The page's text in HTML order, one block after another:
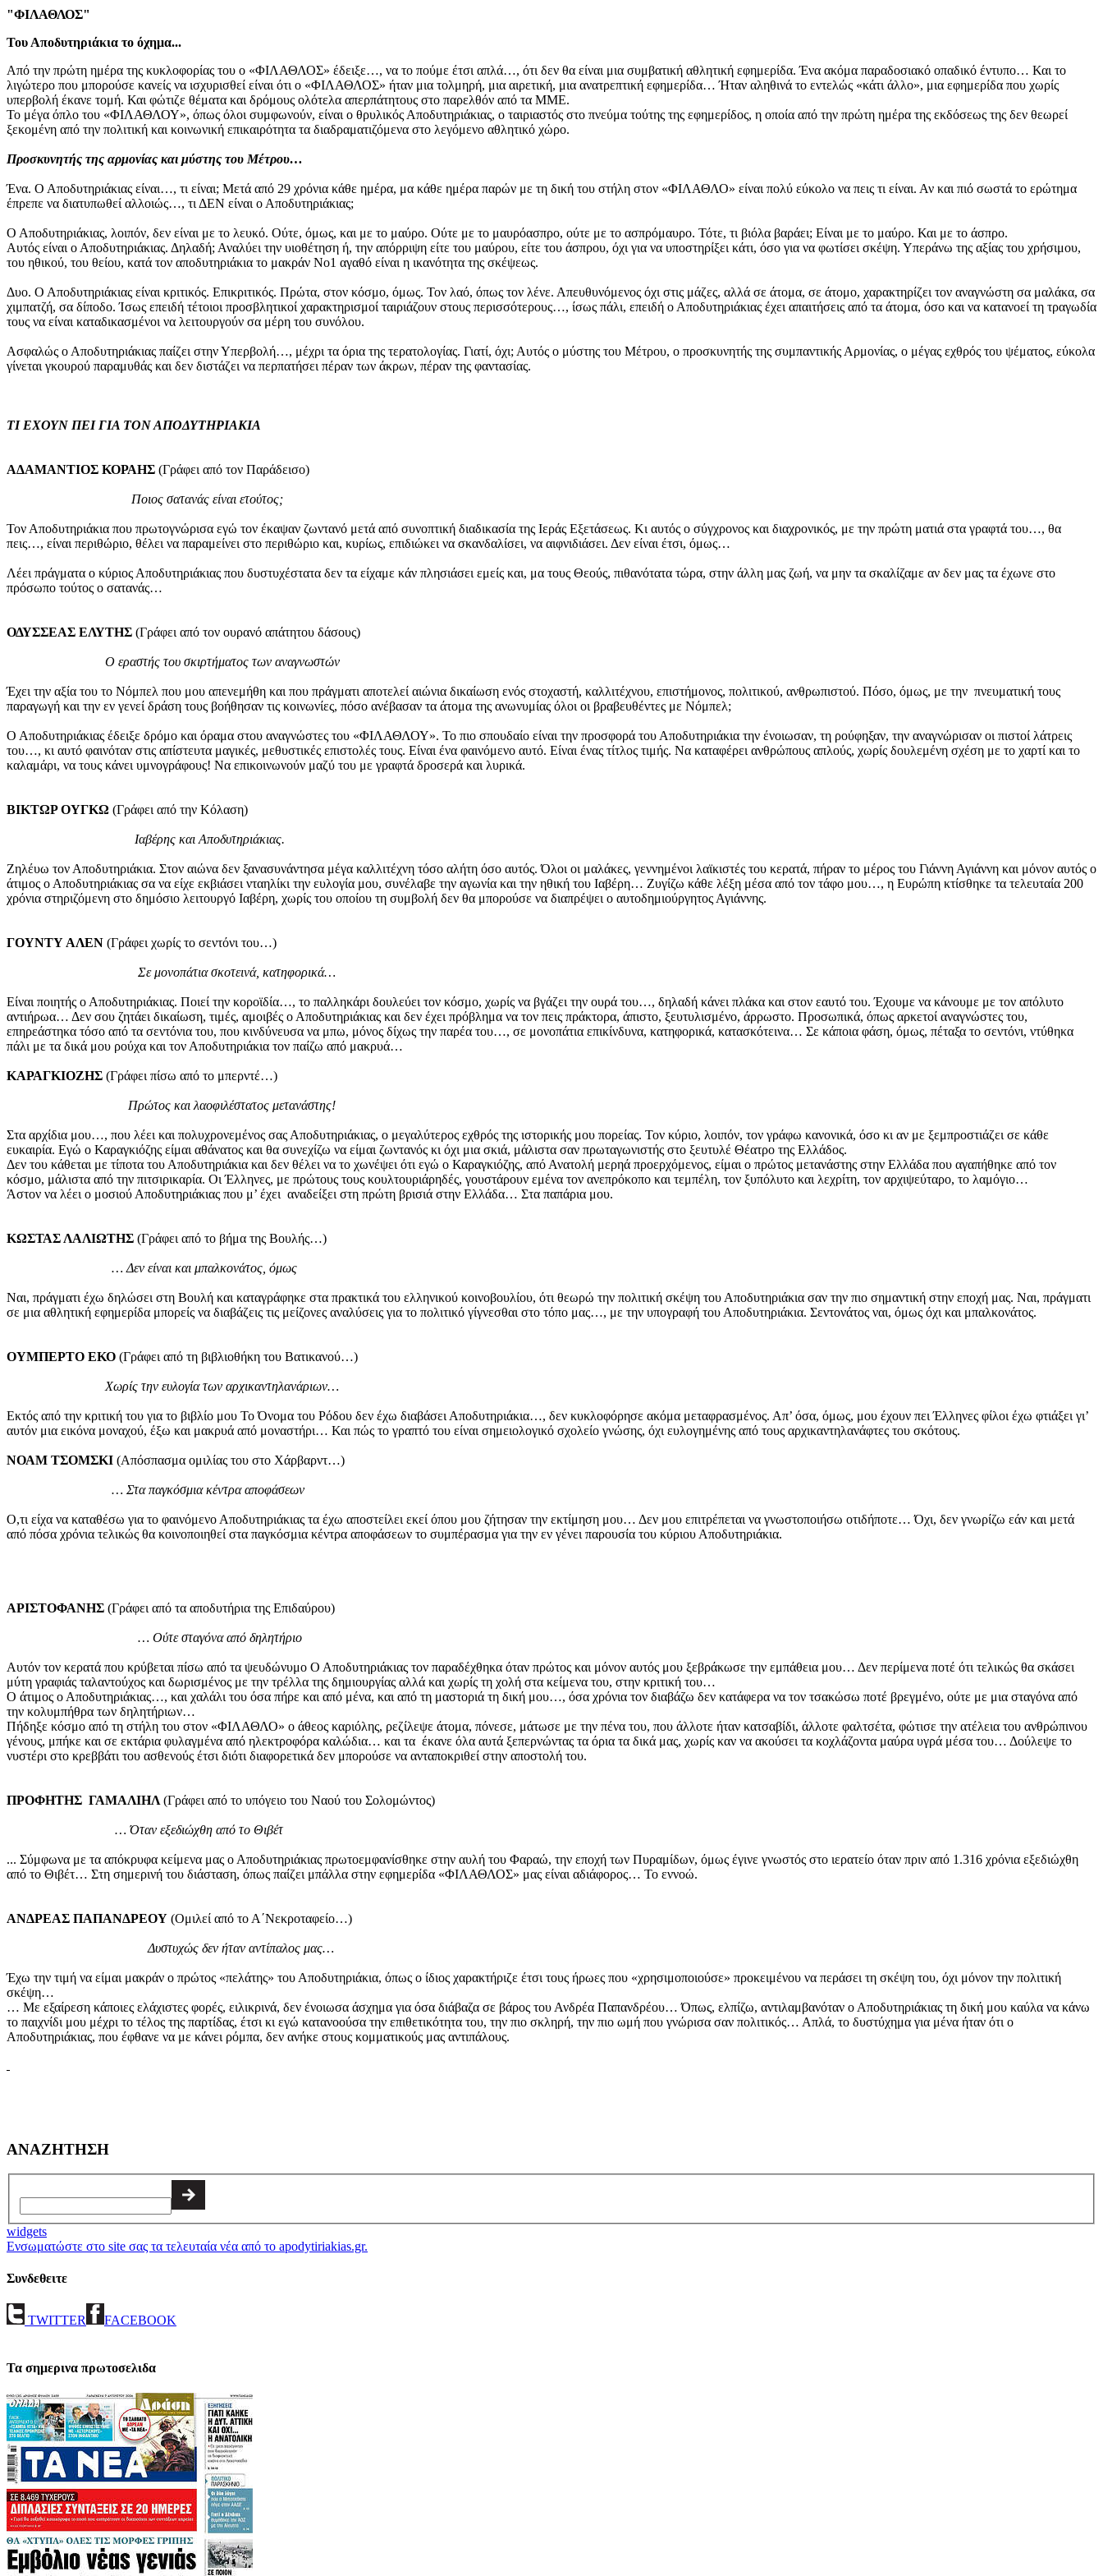
"ΦΙΛΑΘΛΟΣ"
Του Αποδυτηριάκια το όχημα...
Από την πρώτη ημέρα της κυκλοφορίας του ο «ΦΙΛΑΘΛΟΣ» έδειξε…, να το πούμε έτσι απλά…, ότι δεν θα είναι μια συμβατική αθλητική εφημερίδα. Ένα ακόμα παραδοσιακό οπαδικό έντυπο… Και το
λιγώτερο που μπορούσε κανείς να ισχυρισθεί είναι ότι ο «ΦΙΛΑΘΛΟΣ» ήταν μια τολμηρή, μια αιρετική, μια ανατρεπτική εφημερίδα… Ήταν αληθινά το εντελώς «κάτι άλλο», μια εφημερίδα που χωρίς
υπερβολή έκανε τομή. Και φώτιζε θέματα και δρόμους ολότελα απερπάτητους στο παρελθόν από τα ΜΜΕ.
Το μέγα όπλο του «ΦΙΛΑΘΛΟΥ», όπως όλοι συμφωνούν, είναι ο θρυλικός Αποδυτηριάκιας, ο ταιριαστός στο πνεύμα τούτης της εφημερίδος, η οποία από την πρώτη ημέρα της εκδόσεως της δεν θεωρεί
ξεκομένη από την πολιτική και κοινωνική επικαιρότητα τα διαδραματιζόμενα στο λεγόμενο αθλητικό χώρο.
Προσκυνητής της αρμονίας και μύστης του Μέτρου…
Ένα. Ο Αποδυτηριάκιας είναι…, τι είναι; Μετά από 29 χρόνια κάθε ημέρα, μα κάθε ημέρα παρών με τη δική του στήλη στον «ΦΙΛΑΘΛΟ» είναι πολύ εύκολο να πεις τι είναι. Αν και πιό σωστά το ερώτημα
έπρεπε να διατυπωθεί αλλοιώς…, τι ΔΕΝ είναι ο Αποδυτηριάκιας;
Ο Αποδυτηριάκιας, λοιπόν, δεν είναι με το λευκό. Ούτε, όμως, και με το μαύρο. Ούτε με το μαυρόασπρο, ούτε με το ασπρόμαυρο. Τότε, τι βιόλα βαράει; Είναι με το μαύρο. Και με το άσπρο.
Αυτός είναι ο Αποδυτηριάκιας. Δηλαδή; Αναλύει την υιοθέτηση ή, την απόρριψη είτε του μαύρου, είτε του άσπρου, όχι για να υποστηρίξει κάτι, όσο για να φωτίσει σκέψη. Υπεράνω της αξίας του χρήσιμου,
του ηθικού, του θείου, κατά τον αποδυτηριάκια το μακράν Νο1 αγαθό είναι η ικανότητα της σκέψεως.
Δυο. Ο Αποδυτηριάκιας είναι κριτικός. Επικριτικός. Πρώτα, στον κόσμο, όμως. Τον λαό, όπως τον λένε. Απευθυνόμενος όχι στις μάζες, αλλά σε άτομα, σε άτομο, χαρακτηρίζει τον αναγνώστη σα μαλάκα, σα
χιμπατζή, σα δίποδο. Ίσως επειδή τέτοιοι προσβλητικοί χαρακτηρισμοί ταιριάζουν στους περισσότερους…, ίσως πάλι, επειδή ο Αποδυτηριάκιας έχει απαιτήσεις από τα άτομα, όσο και να κατανοεί τη τραγωδία
τους να είναι καταδικασμένοι να λειτουργούν σα μέρη του συνόλου.
Ασφαλώς ο Αποδυτηριάκιας παίζει στην Υπερβολή…, μέχρι τα όρια της τερατολογίας. Γιατί, όχι; Αυτός ο μύστης του Μέτρου, ο προσκυνητής της συμπαντικής Αρμονίας, ο μέγας εχθρός του ψέματος, εύκολα
γίνεται γκουρού παραμυθάς και δεν διστάζει να περπατήσει πέραν των άκρων, πέραν της φαντασίας.
ΤΙ ΕΧΟΥΝ ΠΕΙ ΓΙΑ ΤΟΝ ΑΠΟΔΥΤΗΡΙΑΚΙΑ
ΑΔΑΜΑΝΤΙΟΣ ΚΟΡΑΗΣ (Γράφει από τον Παράδεισο)
Ποιος σατανάς είναι ετούτος;
Τον Αποδυτηριάκια που πρωτογνώρισα εγώ τον έκαψαν ζωντανό μετά από συνοπτική διαδικασία της Ιεράς Εξετάσεως. Κι αυτός ο σύγχρονος και διαχρονικός, με την πρώτη ματιά στα γραφτά του…, θα
πεις…, είναι περιθώριο, θέλει να παραμείνει στο περιθώριο και, κυρίως, επιδιώκει να σκανδαλίσει, να αιφνιδιάσει. Δεν είναι έτσι, όμως…
Λέει πράγματα ο κύριος Αποδυτηριάκιας που δυστυχέστατα δεν τα είχαμε κάν πλησιάσει εμείς και, μα τους Θεούς, πιθανότατα τώρα, στην άλλη μας ζωή, να μην τα σκαλίζαμε αν δεν μας τα έχωνε στο
πρόσωπο τούτος ο σατανάς…
ΟΔΥΣΣΕΑΣ ΕΛΥΤΗΣ (Γράφει από τον ουρανό απάτητου δάσους)
Ο εραστής του σκιρτήματος των αναγνωστών
Έχει την αξία του το Νόμπελ που μου απενεμήθη και που πράγματι αποτελεί αιώνια δικαίωση ενός στοχαστή, καλλιτέχνου, επιστήμονος, πολιτικού, ανθρωπιστού. Πόσο, όμως, με την πνευματική τους
παραγωγή και την εν γενεί δράση τους βοήθησαν τις κοινωνίες, πόσο ανέβασαν τα άτομα της ανωνυμίας όλοι οι βραβευθέντες με Νόμπελ;
Ο Αποδυτηριάκιας έδειξε δρόμο και όραμα στου αναγνώστες του «ΦΙΛΑΘΛΟΥ». Το πιο σπουδαίο είναι την προσφορά του Αποδυτηριάκια την ένοιωσαν, τη ρούφηξαν, την αναγνώρισαν οι πιστοί λάτρεις
του…, κι αυτό φαινόταν στις απίστευτα μαγικές, μεθυστικές επιστολές τους. Είναι ένα φαινόμενο αυτό. Είναι ένας τίτλος τιμής. Να καταφέρει ανθρώπους απλούς, χωρίς δουλεμένη σχέση με το χαρτί και το
καλαμάρι, να τους κάνει υμνογράφους! Να επικοινωνούν μαζύ του με γραφτά δροσερά και λυρικά.
ΒΙΚΤΩΡ ΟΥΓΚΩ (Γράφει από την Κόλαση)
Ιαβέρης και Αποδυτηριάκιας.
Ζηλέυω τον Αποδυτηριάκια. Στον αιώνα δεν ξανασυνάντησα μέγα καλλιτέχνη τόσο αλήτη όσο αυτός. Όλοι οι μαλάκες, γεννημένοι λαϊκιστές του κερατά, πήραν το μέρος του Γιάννη Αγιάννη και μόνον αυτός ο
άτιμος ο Αποδυτηριάκιας σα να είχε εκβιάσει νταηλίκι την ευλογία μου, συνέλαβε την αγωνία και την ηθική του Ιαβέρη… Ζυγίζω κάθε λέξη μέσα από τον τάφο μου…, η Ευρώπη κτίσθηκε τα τελευταία 200
χρόνια στηριζόμενη στο δημόσιο λειτουργό Ιαβέρη, χωρίς του οποίου τη συμβολή δεν θα μπορούσε να διαπρέψει ο αυτοδημιούργητος Αγιάννης.
ΓΟΥΝΤΥ ΑΛΕΝ (Γράφει χωρίς το σεντόνι του…)
Σε μονοπάτια σκοτεινά, κατηφορικά…
Είναι ποιητής ο Αποδυτηριάκιας. Ποιεί την κοροϊδία…, το παλληκάρι δουλεύει τον κόσμο, χωρίς να βγάζει την ουρά του…, δηλαδή κάνει πλάκα και στον εαυτό του. Έχουμε να κάνουμε με τον απόλυτο
αντιήρωα… Δεν σου ζητάει δικαίωση, τιμές, αμοιβές ο Αποδυτηριάκιας και δεν έχει πρόβλημα να τον πεις πράκτορα, άπιστο, ξευτυλισμένο, άρρωστο. Προσωπικά, όπως αρκετοί αναγνώστες του,
επηρεάστηκα τόσο από τα σεντόνια του, που κινδύνευσα να μπω, μόνος δίχως την παρέα του…, σε μονοπάτια επικίνδυνα, κατηφορικά, κατασκότεινα… Σε κάποια φάση, όμως, πέταξα το σεντόνι, ντύθηκα
πάλι με τα δικά μου ρούχα και τον Αποδυτηριάκια τον παίζω από μακρυά…
ΚΑΡΑΓΚΙΟΖΗΣ (Γράφει πίσω από το μπερντέ…)
Πρώτος και λαοφιλέστατος μετανάστης!
Στα αρχίδια μου…, που λέει και πολυχρονεμένος σας Αποδυτηριάκιας, ο μεγαλύτερος εχθρός της ιστορικής μου πορείας. Τον κύριο, λοιπόν, τον γράφω κανονικά, όσο κι αν με ξεμπροστιάζει σε κάθε
ευκαιρία. Εγώ ο Καραγκιόζης είμαι αθάνατος και θα συνεχίζω να είμαι ζωντανός κι όχι μια σκιά, μάλιστα σαν πρωταγωνιστής στο ξευτυλέ Θέατρο της Ελλάδος.
Δεν του κάθεται με τίποτα του Αποδυτηριάκια και δεν θέλει να το χωνέψει ότι εγώ ο Καραγκιόζης, από Ανατολή μερηά προερχόμενος, είμαι ο πρώτος μετανάστης στην Ελλάδα που αγαπήθηκε από τον
κόσμο, μάλιστα από την πιτσιρικαρία. Οι Έλληνες, με πρώτους τους κουλτουριάρηδές, γουστάρουν εμένα τον ανεπρόκοπο και τεμπέλη, τον ξυπόλυτο και λεχρίτη, τον αρχιψεύταρο, το λαμόγιο…
Άστον να λέει ο μοσιού Αποδυτηριάκιας που μ’ έχει αναδείξει στη πρώτη βρισιά στην Ελλάδα… Στα παπάρια μου.
ΚΩΣΤΑΣ ΛΑΛΙΩΤΗΣ (Γράφει από το βήμα της Βουλής…)
… Δεν είναι και μπαλκονάτος, όμως
Ναι, πράγματι έχω δηλώσει στη Βουλή και καταγράφηκε στα πρακτικά του ελληνικού κοινοβουλίου, ότι θεωρώ την πολιτική σκέψη του Αποδυτηριάκια σαν την πιο σημαντική στην εποχή μας. Ναι, πράγματι
σε μια αθλητική εφημερίδα μπορείς να διαβάζεις τις μείζονες αναλύσεις για το πολιτικό γίγνεσθαι στο τόπο μας…, με την υπογραφή του Αποδυτηριάκια. Σεντονάτος ναι, όμως όχι και μπαλκονάτος.
ΟΥΜΠΕΡΤΟ ΕΚΟ (Γράφει από τη βιβλιοθήκη του Βατικανού…)
Χωρίς την ευλογία των αρχικαντηλανάριων…
Εκτός από την κριτική του για το βιβλίο μου Το Όνομα του Ρόδου δεν έχω διαβάσει Αποδυτηριάκια…, δεν κυκλοφόρησε ακόμα μεταφρασμένος. Απ’ όσα, όμως, μου έχουν πει Έλληνες φίλοι έχω φτιάξει γι’
αυτόν μια εικόνα μοναχού, έξω και μακρυά από μοναστήρι… Και πώς το γραπτό του είναι σημειολογικό σχολείο γνώσης, όχι ευλογημένης από τους αρχικαντηλανάφτες του σκότους.
ΝΟΑΜ ΤΣΟΜΣΚΙ (Απόσπασμα ομιλίας του στο Χάρβαρντ…)
… Στα παγκόσμια κέντρα αποφάσεων
Ο,τι είχα να καταθέσω για το φαινόμενο Αποδυτηριάκιας τα έχω αποστείλει εκεί όπου μου ζήτησαν την εκτίμηση μου… Δεν μου επιτρέπεται να γνωστοποιήσω οτιδήποτε… Όχι, δεν γνωρίζω εάν και μετά
από πόσα χρόνια τελικώς θα κοινοποιηθεί στα παγκόσμια κέντρα αποφάσεων το συμπέρασμα για την εν γένει παρουσία του κύριου Αποδυτηριάκια.
ΑΡΙΣΤΟΦΑΝΗΣ (Γράφει από τα αποδυτήρια της Επιδαύρου)
… Ούτε σταγόνα από δηλητήριο
Αυτόν τον κερατά που κρύβεται πίσω από τα ψευδώνυμο Ο Αποδυτηριάκιας τον παραδέχθηκα όταν πρώτος και μόνον αυτός μου ξεβράκωσε την εμπάθεια μου… Δεν περίμενα ποτέ ότι τελικώς θα σκάσει
μύτη γραφιάς ταλαντούχος και δωρισμένος με την τρέλλα της δημιουργίας αλλά και χωρίς τη χολή στα κείμενα του, στην κριτική του…
Ο άτιμος ο Αποδυτηριάκιας…, και χαλάλι του όσα πήρε και από μένα, και από τη μαστοριά τη δική μου…, όσα χρόνια τον διαβάζω δεν κατάφερα να τον τσακώσω ποτέ βρεγμένο, ούτε με μια σταγόνα από
την κολυμπήθρα των δηλητήριων…
Πήδηξε κόσμο από τη στήλη του στον «ΦΙΛΑΘΛΟ» ο άθεος καριόλης, ρεζίλεψε άτομα, πόνεσε, μάτωσε με την πένα του, που άλλοτε ήταν κατσαβίδι, άλλοτε φαλτσέτα, φώτισε την ατέλεια του ανθρώπινου
γένους, μπήκε και σε εκτάρια φυλαγμένα από ηλεκτροφόρα καλώδια… και τα έκανε όλα αυτά ξεπερνώντας τα όρια τα δικά μας, χωρίς καν να ακούσει τα κοχλάζοντα μαύρα υγρά μέσα του… Δούλεψε το
νυστέρι στο κρεββάτι του ασθενούς έτσι διότι διαφορετικά δεν μπορούσε να ανταποκριθεί στην αποστολή του.
ΠΡΟΦΗΤΗΣ ΓΑΜΑΛΙΗΛ (Γράφει από το υπόγειο του Ναού του Σολομώντος)
… Όταν εξεδιώχθη από το Θιβέτ
... Σύμφωνα με τα απόκρυφα κείμενα μας ο Αποδυτηριάκιας πρωτοεμφανίσθηκε στην αυλή του Φαραώ, την εποχή των Πυραμίδων, όμως έγινε γνωστός στο ιερατείο όταν πριν από 1.316 χρόνια εξεδιώχθη
από το Θιβέτ… Στη σημερινή του διάσταση, όπως παίζει μπάλλα στην εφημερίδα «ΦΙΛΑΘΛΟΣ» μας είναι αδιάφορος… Το εννοώ.
ΑΝΔΡΕΑΣ ΠΑΠΑΝΔΡΕΟΥ (Ομιλεί από το Α΄Νεκροταφείο…)
Δυστυχώς δεν ήταν αντίπαλος μας…
Έχω την τιμή να είμαι μακράν ο πρώτος «πελάτης» του Αποδυτηριάκια, όπως ο ίδιος χαρακτήριζε έτσι τους ήρωες που «χρησιμοποιούσε» προκειμένου να περάσει τη σκέψη του, όχι μόνον την πολιτική
σκέψη…
… Με εξαίρεση κάποιες ελάχιστες φορές, ειλικρινά, δεν ένοιωσα άσχημα για όσα διάβαζα σε βάρος του Ανδρέα Παπανδρέου… Όπως, ελπίζω, αντιλαμβανόταν ο Αποδυτηριάκιας τη δική μου καύλα να κάνω
το παιχνίδι μου μέχρι το τέλος της παρτίδας, έτσι κι εγώ κατανοούσα την επιθετικότητα του, την πιο σκληρή, την πιο ωμή που γνώρισα σαν πολιτικός… Απλά, το δυστύχημα για μένα ήταν ότι ο
Αποδυτηριάκιας, που έφθανε να με κάνει ρόμπα, δεν ανήκε στους κομματικούς μας αντιπάλους.
ΑΝΑΖΗΤΗΣΗ
widgets
Ενσωματώστε στο site σας τα τελευταία νέα από το apodytiriakias.gr.
Συνδεθειτε
TWITTER FACEBOOK
Τα σημερινα πρωτοσελιδα